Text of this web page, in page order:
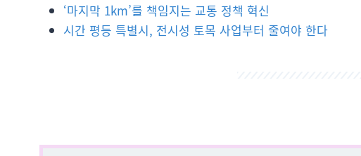
‘마지막 1km’를 책임지는 교통 정책 혁신
시간 평등 특별시, 전시성 토목 사업부터 줄여야 한다